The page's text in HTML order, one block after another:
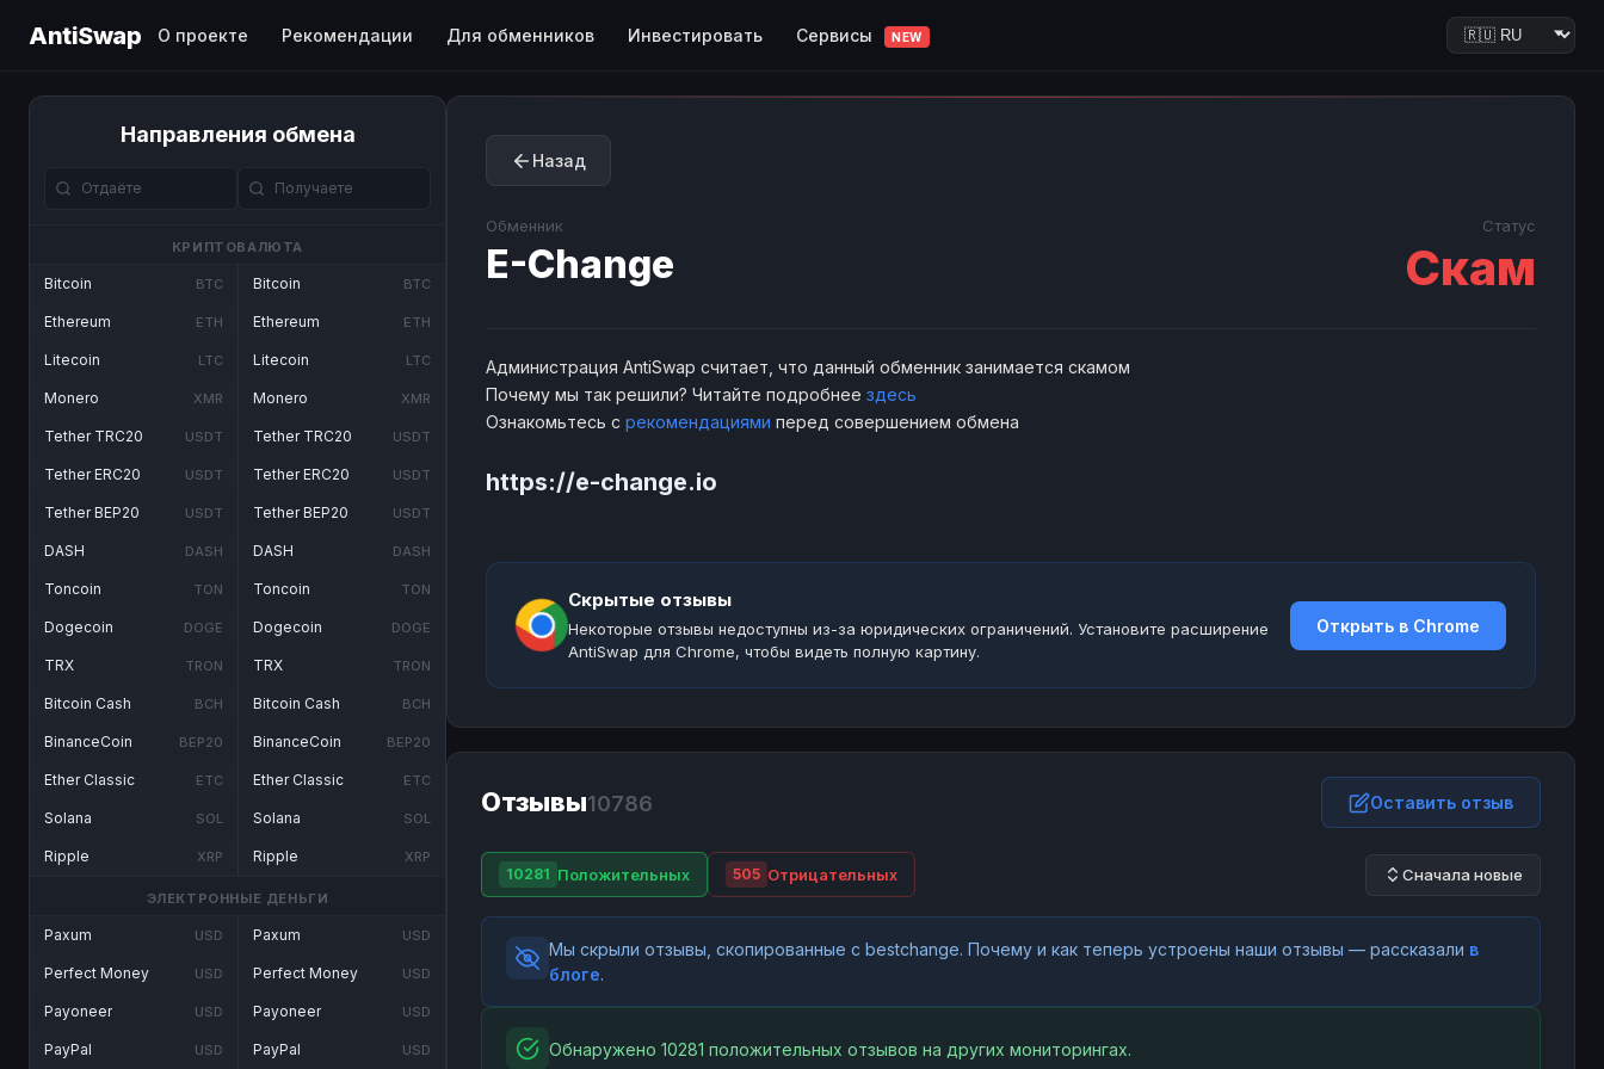
AntiSwap О проекте Рекомендации Для обменников Инвестировать Сервисы NEW
Направления обмена
КРИПТОВАЛЮТА
Bitcoin BTC
Ethereum ETH
Litecoin LTC
Monero XMR
Tether TRC20 USDT
Tether ERC20 USDT
Tether BEP20 USDT
DASH DASH
Toncoin TON
Dogecoin DOGE
TRX TRON
Bitcoin Cash BCH
BinanceCoin BEP20
Ether Classic ETC
Solana SOL
Ripple XRP
Bitcoin BTC
Ethereum ETH
Litecoin LTC
Monero XMR
Tether TRC20 USDT
Tether ERC20 USDT
Tether BEP20 USDT
DASH DASH
Toncoin TON
Dogecoin DOGE
TRX TRON
Bitcoin Cash BCH
BinanceCoin BEP20
Ether Classic ETC
Solana SOL
Ripple XRP
ЭЛЕКТРОННЫЕ ДЕНЬГИ
Paxum USD
Perfect Money USD
Payoneer USD
PayPal USD
Paxum USD
Perfect Money USD
Payoneer USD
PayPal USD
Назад
Обменник
E-Change
Статус
Скам
Администрация AntiSwap считает, что данный обменник занимается скамом
Почему мы так решили? Читайте подробнее здесь
Ознакомьтесь с рекомендациями перед совершением обмена
https://e-change.io
Скрытые отзывы
Некоторые отзывы недоступны из-за юридических ограничений. Установите расширение
AntiSwap для Chrome, чтобы видеть полную картину.
Открыть в Chrome
Отзывы10786 Оставить отзыв
10281 Положительных 505 Отрицательных Сначала новые
Мы скрыли отзывы, скопированные с bestchange. Почему и как теперь устроены наши отзывы — рассказали в
блоге.
Обнаружено 10281 положительных отзывов на других мониторингах.